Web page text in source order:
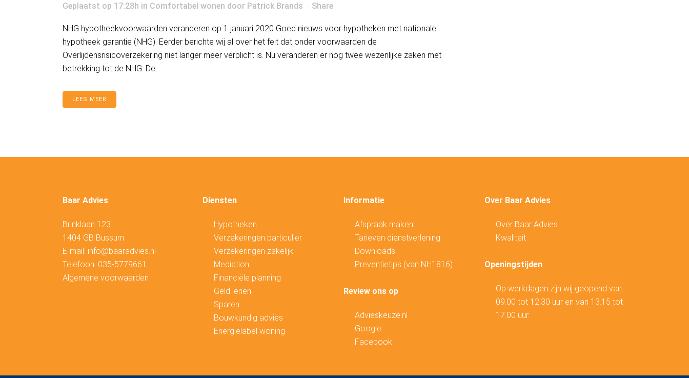
Geplaatst op 17:28h in Comfortabel wonen door Patrick Brands Share
NHG hypotheekvoorwaarden veranderen op 1 januari 2020 Goed nieuws voor hypotheken met nationale
hypotheek garantie (NHG). Eerder berichte wij al over het feit dat onder voorwaarden de
Overlijdensrisicoverzekering niet langer meer verplicht is. Nu veranderen er nog twee wezenlijke zaken met
betrekking tot de NHG. De...
LEES MEER
Baar Advies
Brinklaan 123
1404 GB Bussum
E-mail: info@baaradvies.nl
Telefoon: 035-5779661
Algemene voorwaarden
Diensten
Hypotheken
Verzekeringen particulier
Verzekeringen zakelijk
Mediation
Financiële planning
Geld lenen
Sparen
Bouwkundig advies
Energielabel woning
Informatie
Afspraak maken
Tarieven dienstverlening
Downloads
Preventietips (van NH1816)
Review ons op
Advieskeuze.nl
Google
Facebook
Over Baar Advies
Over Baar Advies
Kwaliteit
Openingstijden
Op werkdagen zijn wij geopend van
09.00 tot 12.30 uur en van 13.15 tot
17.00 uur.